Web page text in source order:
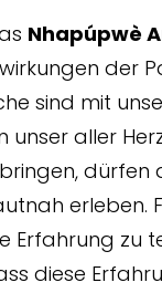
Nhapúpwè
der
sind mit
aller
erleben.
Erfahrung
diese